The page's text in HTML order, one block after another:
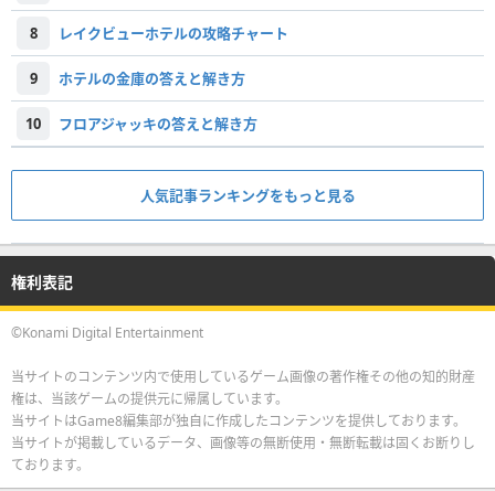
8 レイクビューホテルの攻略チャート
9 ホテルの金庫の答えと解き方
10 フロアジャッキの答えと解き方
人気記事ランキングをもっと見る
権利表記
©Konami Digital Entertainment
当サイトのコンテンツ内で使用しているゲーム画像の著作権その他の知的財産
権は、当該ゲームの提供元に帰属しています。
当サイトはGame8編集部が独自に作成したコンテンツを提供しております。
当サイトが掲載しているデータ、画像等の無断使用・無断転載は固くお断りし
ております。